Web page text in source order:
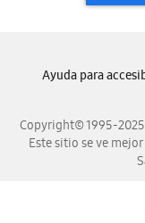
Copyright© 1995-2025
Este sitio se ve
Ayuda para